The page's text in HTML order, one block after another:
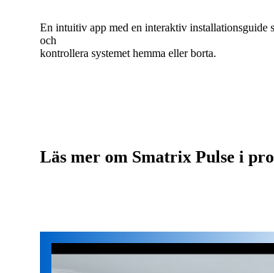
En intuitiv app med en interaktiv installationsguide
och
kontrollera systemet hemma eller borta.
Läs mer om Smatrix Pulse i